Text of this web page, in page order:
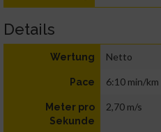
Details
Wertung Netto
Pace 6:10 min/km
Meter pro
Sekunde
2,70 m/s